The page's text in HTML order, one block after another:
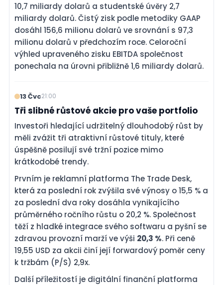
10,7 miliardy dolarů a studentské úvěry 2,7
miliardy dolarů. Čistý zisk podle metodiky GAAP
dosáhl 156,6 milionu dolarů ve srovnání s 97,3
milionu dolarů v předchozím roce. Celoroční
výhled upraveného zisku EBITDA společnost
ponechala na úrovni přibližně 1,6 miliardy dolarů.
13 Čvc21:00
Tři slibné růstové akcie pro vaše portfolio
Investoři hledající udržitelný dlouhodobý růst by
měli zvážit tři atraktivní růstové tituly, které
úspěšně posilují své tržní pozice mimo
krátkodobé trendy.
Prvním je reklamní platforma The Trade Desk,
která za poslední rok zvýšila své výnosy o 15,5 % a
za poslední dva roky dosáhla vynikajícího
průměrného ročního růstu o 20,2 %. Společnost
těží z hladké integrace svého softwaru a pyšní se
zdravou provozní marží ve výši 20,3 %. Při ceně
19,55 USD za akcii činí její forwardový poměr ceny
k tržbám (P/S) 2,9x.
Další příležitostí je digitální finanční platforma